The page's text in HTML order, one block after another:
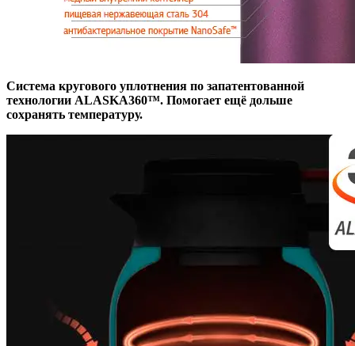
Система кругового уплотнения по запатентованной
технологии ALASKA360™. Помогает ещё дольше
сохранять температуру.